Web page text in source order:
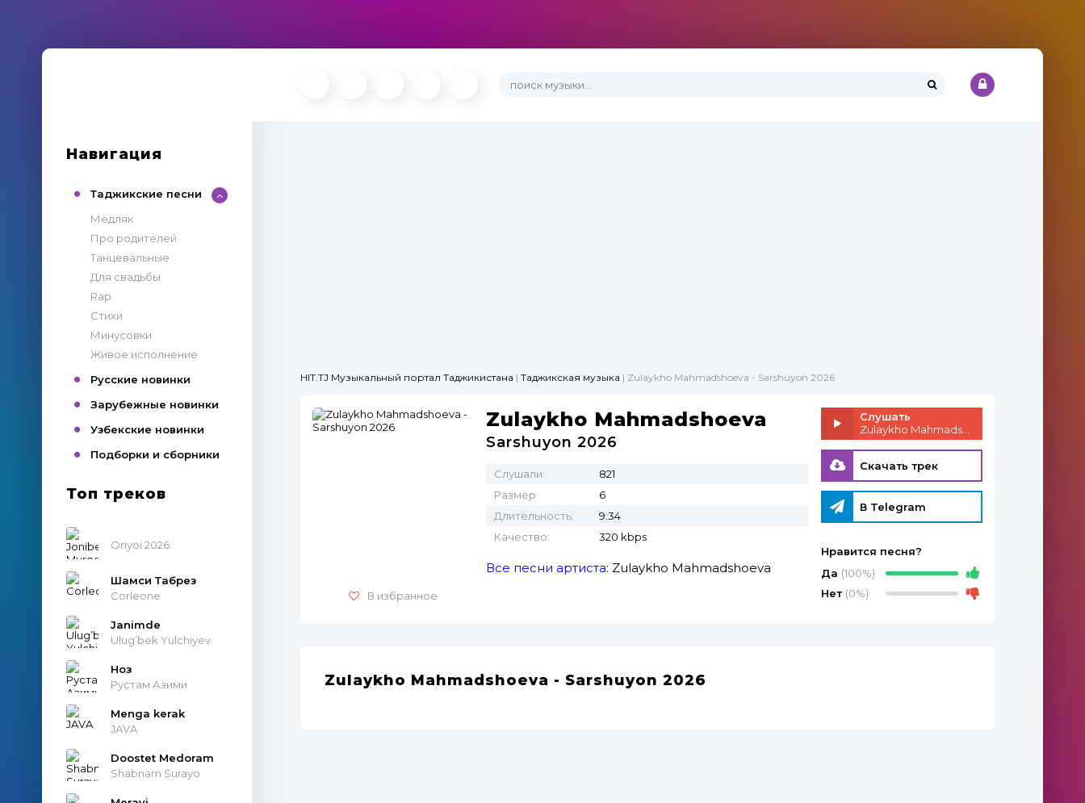
Навигация
Таджикские песни
Медляк
Про родителей
Танцевальные
Для свадьбы
Rap
Стихи
Минусовки
Живое исполнение
Русские новинки
Зарубежные новинки
Узбекские новинки
Подборки и сборники
Топ треков
Oriyoi 2026
Шамси Табрез
Corleone
Janimde
Ulug’bek Yulchiyev
Ноз
Рустам Азими
Menga kerak
JAVA
Doostet Medoram
Shabnam Surayo
HIT.TJ Музыкальный портал Таджикистана | Таджикская музыка | Zulaykho Mahmadshoeva - Sarshuyon 2026
В избранное
Zulaykho Mahmadshoeva
Sarshuyon 2026
Слушали:
821
Размер:
6
Длительность:
9:34
Качество:
320 kbps
Все песни артиста: Zulaykho Mahmadshoeva
Слушать
Скачать трек
В Telegram
Нравится песня?
Да (100%)
Нет (0%)
Zulaykho Mahmadshoeva - Sarshuyon 2026